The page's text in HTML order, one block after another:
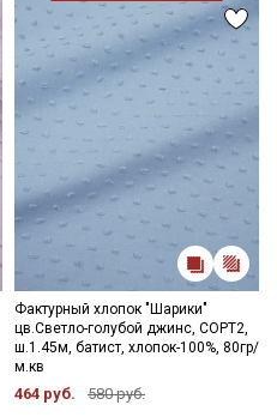
Фактурный хлопок "Шарики"
цв.Светло-голубой джинс, СОРТ2,
ш.1.45м, батист, хлопок-100%, 80гр/
м.кв
464 руб. 580 руб.